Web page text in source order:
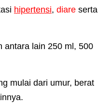
hipertensi, diare serta
antara lain 250 ml, 500
mulai dari umur, berat